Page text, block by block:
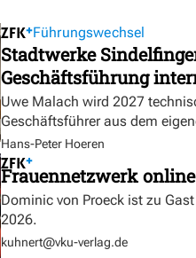
Führungswechsel
Stadtwerke
Geschäftsführung
Uwe Malach wird 2027
Geschäftsführer aus dem
Hans-Peter Hoeren
Frauennetzwerk online
Dominic von Proeck ist zu
2026.
kuhnert@vku-verlag.de